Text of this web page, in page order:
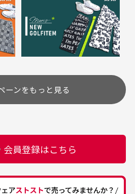
く
も
30代女性
いつも素敵な商品を
す
美品です。いつも素敵な
商品をありがとうござい
ます。
か？
なっております。
ましてはサイト上にて告知させて
はありますか？
の商品が削除されますのでご注意
、メンテンスを行っておりま
香水、お香、古着特有の香
している場合がございます。
しては、弊社に入荷した時点
。
ーンをもっと見る
会員登録はこちら